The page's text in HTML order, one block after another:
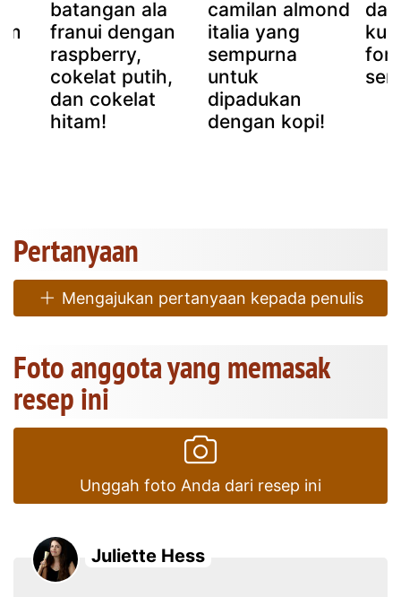
batangan ala
franui dengan
raspberry,
cokelat putih,
dan cokelat
hitam!
camilan almond
italia yang
sempurna
untuk
dipadukan
dengan kopi!
Pertanyaan
Mengajukan pertanyaan kepada penulis
Foto anggota yang memasak
resep ini
Unggah foto Anda dari resep ini
Juliette Hess